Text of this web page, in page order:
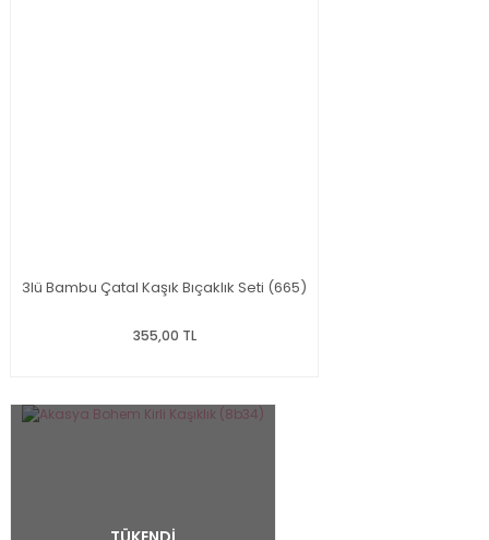
3lü Bambu Çatal Kaşık Bıçaklık Seti (665)
355,00 TL